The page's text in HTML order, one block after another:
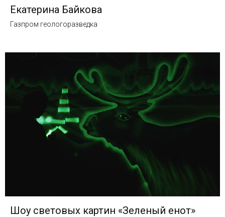
Екатерина Байкова
Газпром геологоразведка
Шоу световых картин «Зеленый енот»